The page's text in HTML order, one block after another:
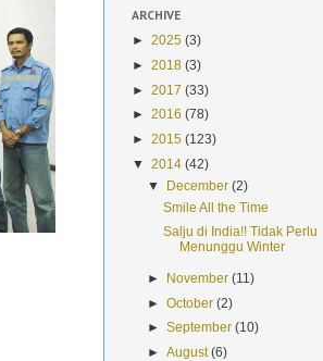
ARCHIVE
► 2025 (3)
► 2018 (3)
► 2017 (33)
► 2016 (78)
► 2015 (123)
▼ 2014 (42)
▼ December(2)
Smile All the Time
Salju di India!! Tidak Perlu
Menunggu Winter
► November(11)
►October(2)
►September(10)
►August(6)